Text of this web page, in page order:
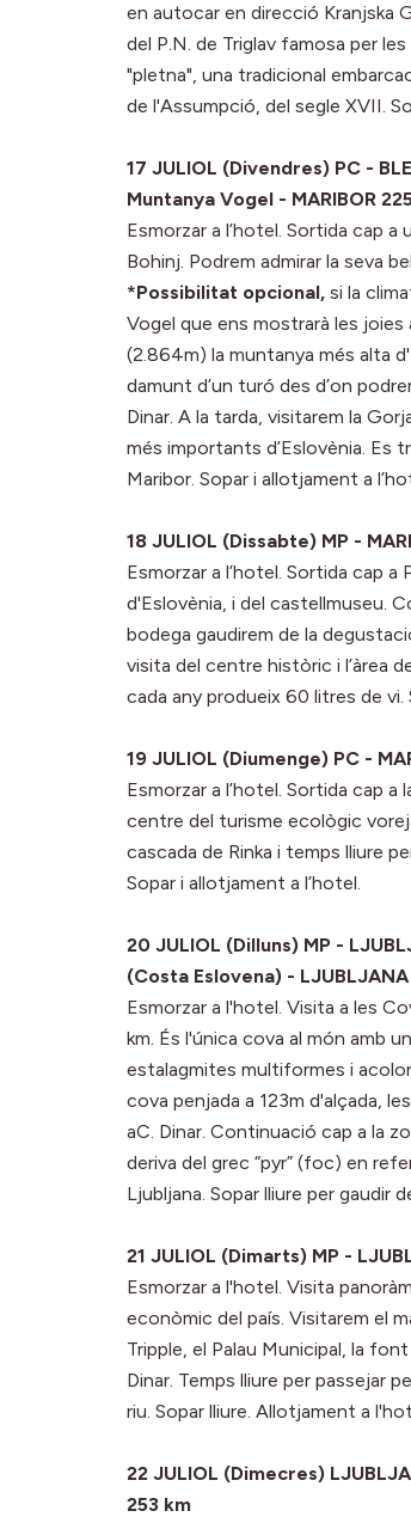
en autocar en direcció Kranjska
del P.N. de Triglav famosa per
"pletna", una tradicional
de l'Assumpció, del segle XVII.
17 JULIOL (Divendres) PC -
Muntanya Vogel - MARIBOR
Esmorzar a l’hotel. Sortida cap a
Bohinj. Podrem admirar la seva
*Possibilitat opcional, si la
Vogel que ens mostrarà les joies
(2.864m) la muntanya més alta
damunt d’un turó des d’on
Dinar. A la tarda, visitarem la
més importants d’Eslovènia. Es
Maribor. Sopar i allotjament a
18 JULIOL (Dissabte) MP -
Esmorzar a l’hotel. Sortida cap
d'Eslovènia, i del castellmuseu.
bodega gaudirem de la
visita del centre històric i l’àrea
cada any produeix 60 litres de vi.
19 JULIOL (Diumenge) PC -
Esmorzar a l’hotel. Sortida cap a
centre del turisme ecològic
cascada de Rinka i temps lliure
Sopar i allotjament a l’hotel.
20 JULIOL (Dilluns) MP -
(Costa Eslovena) -
Esmorzar a l'hotel. Visita a les
km. És l'única cova al món amb
estalagmites multiformes i
cova penjada a 123m d'alçada,
aC. Dinar. Continuació cap a la
deriva del grec “pyr” (foc) en
Ljubljana. Sopar lliure per gaudir
21 JULIOL (Dimarts) MP -
Esmorzar a l'hotel. Visita
econòmic del país. Visitarem el
Tripple, el Palau Municipal, la
Dinar. Temps lliure per passejar
riu. Sopar lliure. Allotjament a
22 JULIOL (Dimecres)
253 km